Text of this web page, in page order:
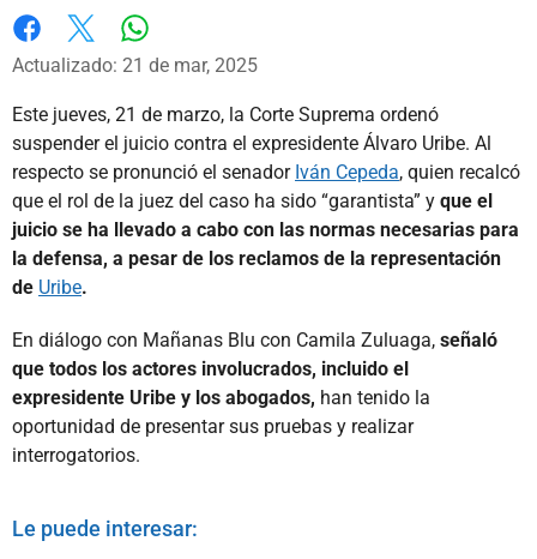
Facebook
X
Actualizado: 21 de mar, 2025
Este jueves, 21 de marzo, la Corte Suprema ordenó
suspender el juicio contra el expresidente Álvaro Uribe. Al
respecto se pronunció el senador Iván Cepeda, quien recalcó
que el rol de la juez del caso ha sido “garantista” y que el
juicio se ha llevado a cabo con las normas necesarias para
la defensa, a pesar de los reclamos de la representación
de Uribe.
En diálogo con Mañanas Blu con Camila Zuluaga, señaló
que todos los actores involucrados, incluido el
expresidente Uribe y los abogados, han tenido la
oportunidad de presentar sus pruebas y realizar
interrogatorios.
Le puede interesar: